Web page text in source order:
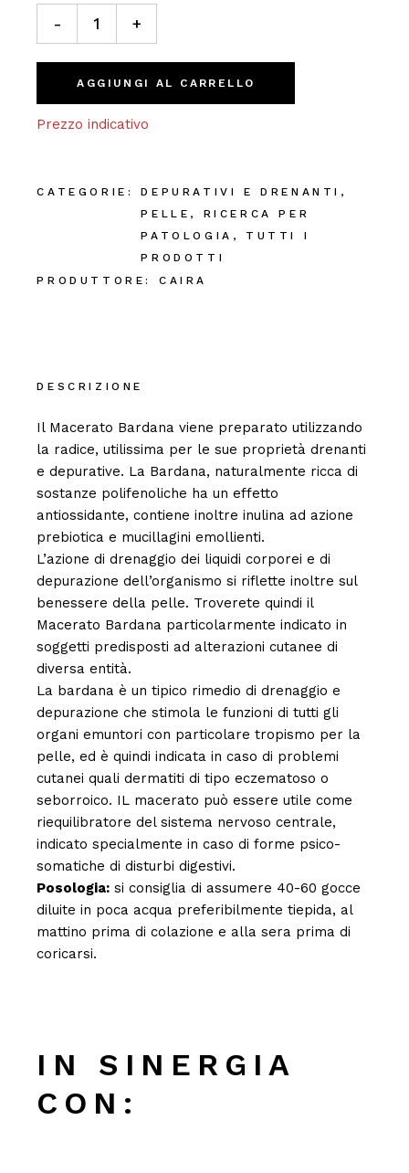
Bardana Macerato 50ml quantity
- +
AGGIUNGI AL CARRELLO
Prezzo indicativo
CATEGORIE: DEPURATIVI E DRENANTI ,
PELLE , RICERCA PER
PATOLOGIA , TUTTI I
PRODOTTI
PRODUTTORE:
CAIRA
DESCRIZIONE
Il Macerato Bardana viene preparato utilizzando
la radice, utilissima per le sue proprietà drenanti
e depurative. La Bardana, naturalmente ricca di
sostanze polifenoliche ha un effetto
antiossidante, contiene inoltre inulina ad azione
prebiotica e mucillagini emollienti.
L’azione di drenaggio dei liquidi corporei e di
depurazione dell’organismo si riflette inoltre sul
benessere della pelle. Troverete quindi il
Macerato Bardana particolarmente indicato in
soggetti predisposti ad alterazioni cutanee di
diversa entità.
La bardana è un tipico rimedio di drenaggio e
depurazione che stimola le funzioni di tutti gli
organi emuntori con particolare tropismo per la
pelle, ed è quindi indicata in caso di problemi
cutanei quali dermatiti di tipo eczematoso o
seborroico. IL macerato può essere utile come
riequilibratore del sistema nervoso centrale,
indicato specialmente in caso di forme psico-
somatiche di disturbi digestivi.
Posologia: si consiglia di assumere 40-60 gocce
diluite in poca acqua preferibilmente tiepida, al
mattino prima di colazione e alla sera prima di
coricarsi.
IN SINERGIA
CON: